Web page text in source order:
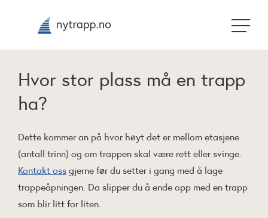
Hvor stor plass må en trapp
ha?
Dette kommer an på hvor høyt det er mellom etasjene
(antall trinn) og om trappen skal være rett eller svinge.
Kontakt oss gjerne før du setter i gang med å lage
trappeåpningen. Da slipper du å ende opp med en trapp
som blir litt for liten.